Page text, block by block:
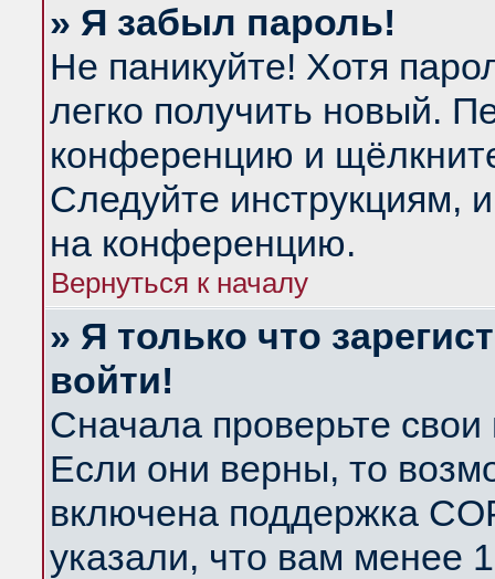
» Я забыл пароль!
Не паникуйте! Хотя
легко получить новый.
конференцию и
Следуйте инструкциям,
на конференцию.
Вернуться к началу
» Я только что
войти!
Сначала проверьте
Если они верны, то
включена поддержка
указали, что вам менее